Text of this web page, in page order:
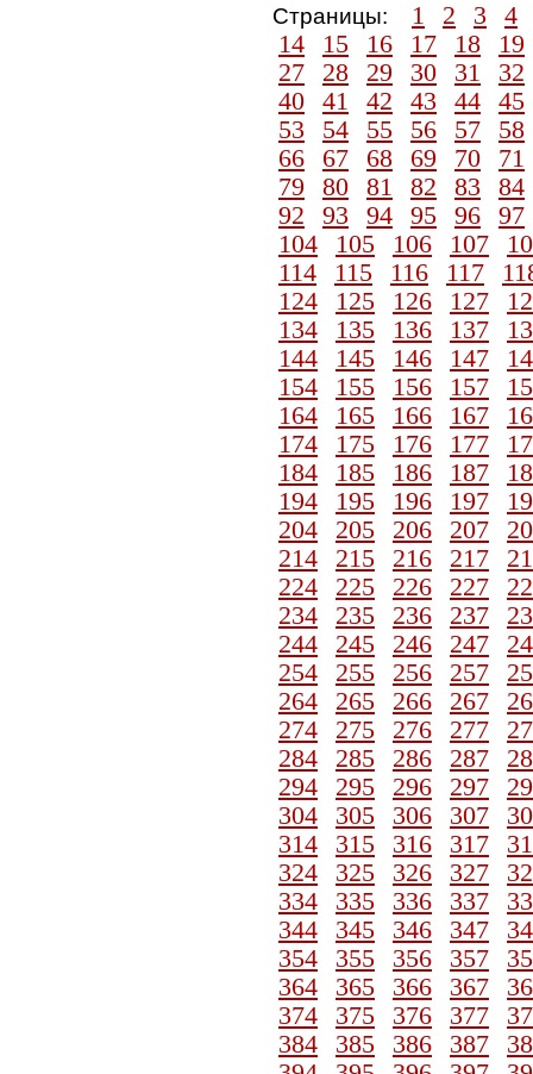
Страницы: 1 2 3
4
14
15 16 17 18
19
27
28 29 30 31
32
40
41 42 43 44
45
53
54 55 56 57
58
66
67 68 69 70
71
79
80 81 82 83
84
92
93 94 95 96
97
104
105 106 107
114
115 116 117
124
125 126 127
134
135 136 137
144
145 146 147
154
155 156 157
164
165 166 167
174
175 176 177
184
185 186 187
194
195 196 197
204
205 206 207
214
215 216 217
224
225 226 227
234
235 236 237
244
245 246 247
254
255 256 257
264
265 266 267
274
275 276 277
284
285 286 287
294
295 296 297
304
305 306 307
314
315 316 317
324
325 326 327
334
335 336 337
344
345 346 347
354
355 356 357
364
365 366 367
374
375 376 377
384
385 386 387